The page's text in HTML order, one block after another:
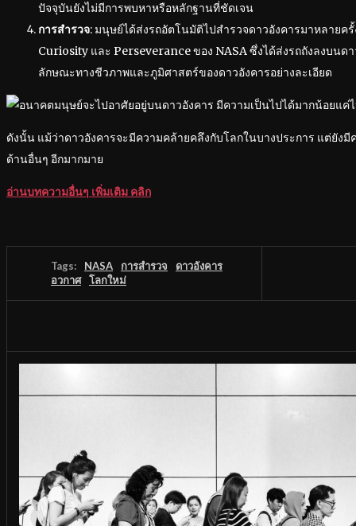
ปัจจุบันยังไม่มีการพบหาหรือหลักฐานที่ชัดเจน
การสำรวจ: มนุษย์ได้ส่งรถอัตโนมัติไปสำรวจดาวอังคารมาหลายครั้
Curiosity และ Perseverance ของ NASA ซึ่งได้ส่งรถถังลงบนดา
ลักษณะทางชีวภาพและภูมิศาสตร์ของดาวอังคารอย่างละเอียด
ดังนั้น แม้ว่าดาวอังคารจะมีความคล้ายคลึงกับโลกในบางประการ แต่ยัง
ด้านอื่นๆ อีกมากมาย
อ่านบทความอื่นๆ เพิ่มเติม คลิก
Tags: NASA การสำรวจ
ดาวอังคาร
อวกาศ
โลกใหม่